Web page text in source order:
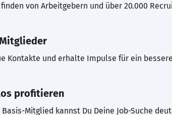
von Arbeitgebern und über 20.000
Kontakte und erhalte Impulse für ein
profitieren
Basis-Mitglied kannst Du Deine Job-Suche